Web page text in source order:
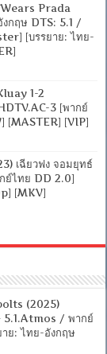
Prada
งกฤษ DTS: 5.1 /
[บรรยาย: ไทย-
1-2
3 [พากย์
[MASTER] [VIP]
เฉียวฟง จอมยุทธ์
ย์ไทย DD 2.0]
[MKV]
(2025)
5.1.Atmos / พากย์
ย: ไทย-อังกฤษ